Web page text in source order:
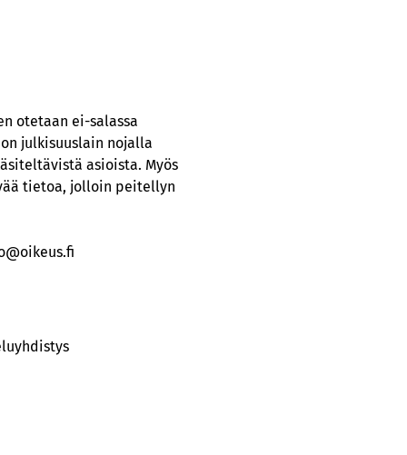
otetaan ei-salassa
julkisuuslain nojalla
asioista. Myös
tietoa, jolloin peitellyn